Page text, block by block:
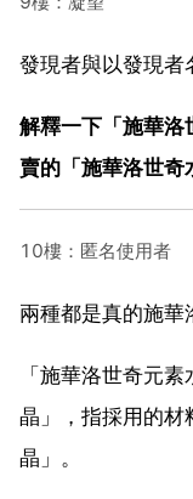
發現者與以發現者
解釋一下「施華洛
賣的「施華洛世奇
10樓：匿名使用者
兩種都是真的施華
「施華洛世奇元
晶」，指採用的材
晶」。